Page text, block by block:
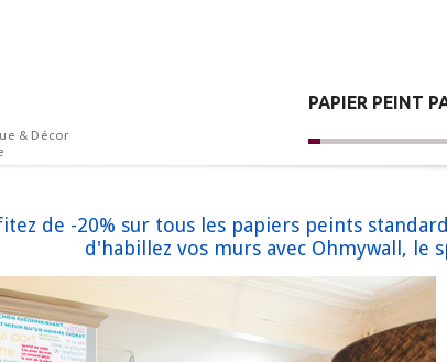
& Décor
PAPIER PEINT
de -20% sur tous les papiers peints
d'habillez vos murs avec Ohmywall, le